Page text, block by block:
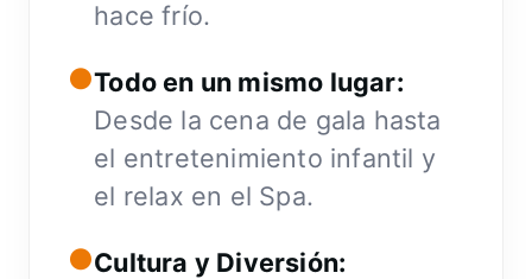
hace frío.
●Todo en un mismo lugar:
Desde la cena de gala hasta
el entretenimiento infantil y
el relax en el Spa.
●Cultura y Diversión: